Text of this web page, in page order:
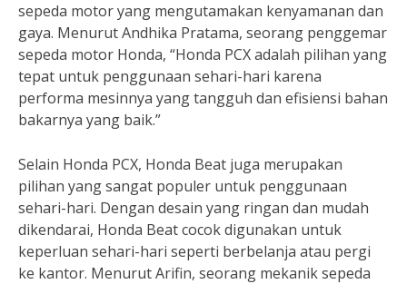
sepeda motor yang mengutamakan kenyamanan dan
gaya. Menurut Andhika Pratama, seorang penggemar
sepeda motor Honda, “Honda PCX adalah pilihan yang
tepat untuk penggunaan sehari-hari karena
performa mesinnya yang tangguh dan efisiensi bahan
bakarnya yang baik.”
Selain Honda PCX, Honda Beat juga merupakan
pilihan yang sangat populer untuk penggunaan
sehari-hari. Dengan desain yang ringan dan mudah
dikendarai, Honda Beat cocok digunakan untuk
keperluan sehari-hari seperti berbelanja atau pergi
ke kantor. Menurut Arifin, seorang mekanik sepeda